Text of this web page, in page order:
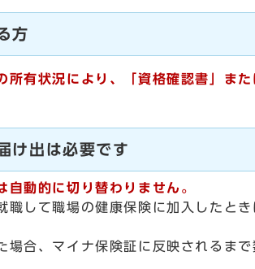
方
所有状況により、「資格確認書」ま
け出は必要です
動的に切り替わりません。
して職場の健康保険に加入したと
合、マイナ保険証に反映されるまで